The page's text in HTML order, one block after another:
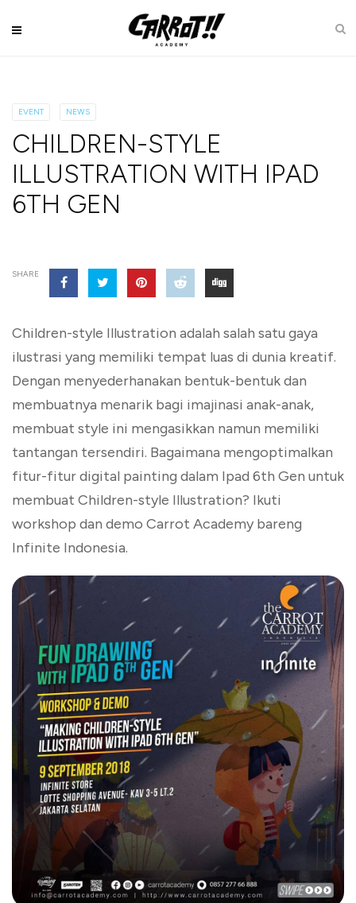
EVENT NEWS
CHILDREN-STYLE
ILLUSTRATION WITH IPAD
6TH GEN
SHARE
Children-style Illustration adalah salah satu gaya
ilustrasi yang memiliki tempat luas di dunia kreatif.
Dengan menyederhanakan bentuk-bentuk dan
membuatnya menarik bagi imajinasi anak-anak,
membuat style ini mengasikkan namun memiliki
tantangan tersendiri. Bagaimana mengoptimalkan
fitur-fitur digital painting dalam Ipad 6th Gen untuk
membuat Children-style Illustration? Ikuti
workshop dan demo Carrot Academy bareng
Infinite Indonesia.